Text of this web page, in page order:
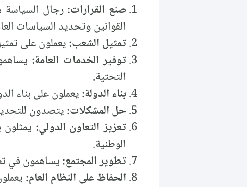
صنع القرارات:رجال السياسة
القوانين وتحديد السياسات
تمثيل الشعب:يعملون على
توفير الخدمات العامة:
التحتية.
بناء الدولة:يعملون على بناء
حل المشكلات:يتصدون
تعزيز التعاون الدولي:
الوطنية.
تطوير المجتمع:يساهمون في
الحفاظ على النظام العام: